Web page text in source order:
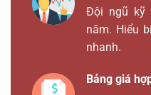
Đội ngũ kỹ
năm. Hiểu
nhanh.
Bảng giá